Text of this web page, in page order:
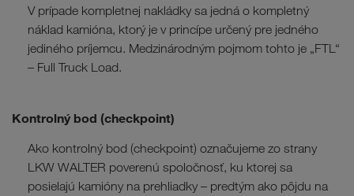
V prípade kompletnej nakládky sa jedná o kompletný
náklad kamióna, ktorý je v princípe určený pre jedného
jediného príjemcu. Medzinárodným pojmom tohto je „FTL“
– Full Truck Load.
Kontrolný bod (checkpoint)
Ako kontrolný bod (checkpoint) označujeme zo strany
LKW WALTER poverenú spoločnosť, ku ktorej sa
posielajú kamióny na prehliadky – predtým ako pôjdu na